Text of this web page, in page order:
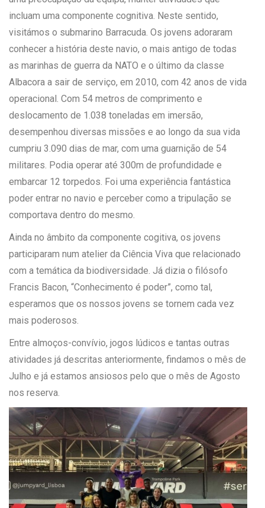
incluam uma componente cognitiva. Neste sentido,
visitámos o submarino Barracuda. Os jovens adoraram
conhecer a história deste navio, o mais antigo de todas
as marinhas de guerra da NATO e o último da classe
Albacora a sair de serviço, em 2010, com 42 anos de vida
operacional. Com 54 metros de comprimento e
deslocamento de 1.038 toneladas em imersão,
desempenhou diversas missões e ao longo da sua vida
cumpriu 3.090 dias de mar, com uma guarnição de 54
militares. Podia operar até 300m de profundidade e
embarcar 12 torpedos. Foi uma experiência fantástica
poder entrar no navio e perceber como a tripulação se
comportava dentro do mesmo.
Ainda no âmbito da componente cogitiva, os jovens
participaram num atelier da Ciência Viva que relacionado
com a temática da biodiversidade. Já dizia o filósofo
Francis Bacon, “Conhecimento é poder”, como tal,
esperamos que os nossos jovens se tornem cada vez
mais poderosos.
Entre almoços-convívio, jogos lúdicos e tantas outras
atividades já descritas anteriormente, findamos o mês de
Julho e já estamos ansiosos pelo que o mês de Agosto
nos reserva.